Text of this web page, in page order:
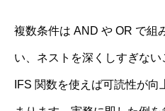
複数条件は AND や OR で組
い、ネストを深くしすぎな
IFS 関数を使えば可読性が